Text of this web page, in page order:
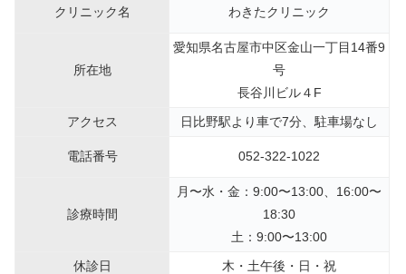
クリニック名 わきたクリニック
所在地
愛知県名古屋市中区金山一丁目14番9
号
長谷川ビル４F
アクセス
日比野駅より車で7分、駐車場なし
電話番号 052-322-1022
診療時間
月〜水・金：9:00〜13:00、16:00〜
18:30
土：9:00〜13:00
休診日
木・土午後・日・祝